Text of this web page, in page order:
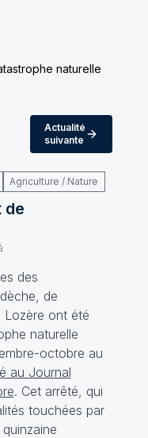
naturelle
Actualité
suivante
Agriculture / Nature
de
des
de
Lozère ont été
naturelle
octobre au
au Journal
. Cet arrêté, qui
touchées par